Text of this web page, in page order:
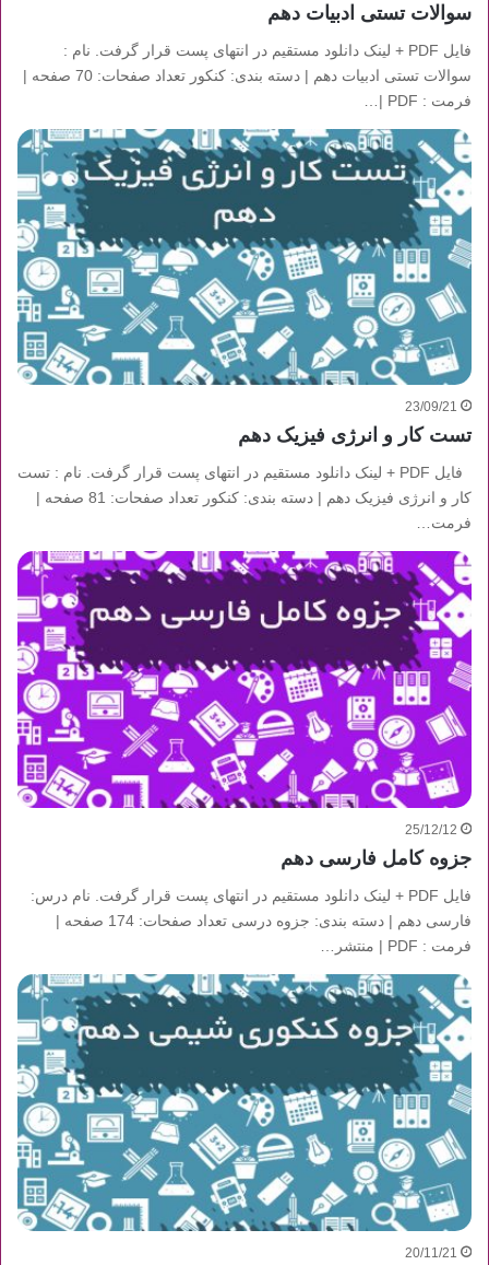
سوالات تستی ادبیات دهم
فایل PDF + لینک دانلود مستقیم در انتهای پست قرار گرفت. نام :
سوالات تستی ادبیات دهم | دسته بندی: کنکور تعداد صفحات: 70 صفحه |
فرمت : PDF |…
23/09/21
تست کار و انرژی فیزیک دهم
فایل PDF + لینک دانلود مستقیم در انتهای پست قرار گرفت. نام : تست
کار و انرژی فیزیک دهم | دسته بندی: کنکور تعداد صفحات: 81 صفحه |
فرمت…
25/12/12
جزوه کامل فارسی دهم
فایل PDF + لینک دانلود مستقیم در انتهای پست قرار گرفت. نام درس:
فارسی دهم | دسته بندی: جزوه درسی تعداد صفحات: 174 صفحه |
فرمت : PDF | منتشر…
20/11/21